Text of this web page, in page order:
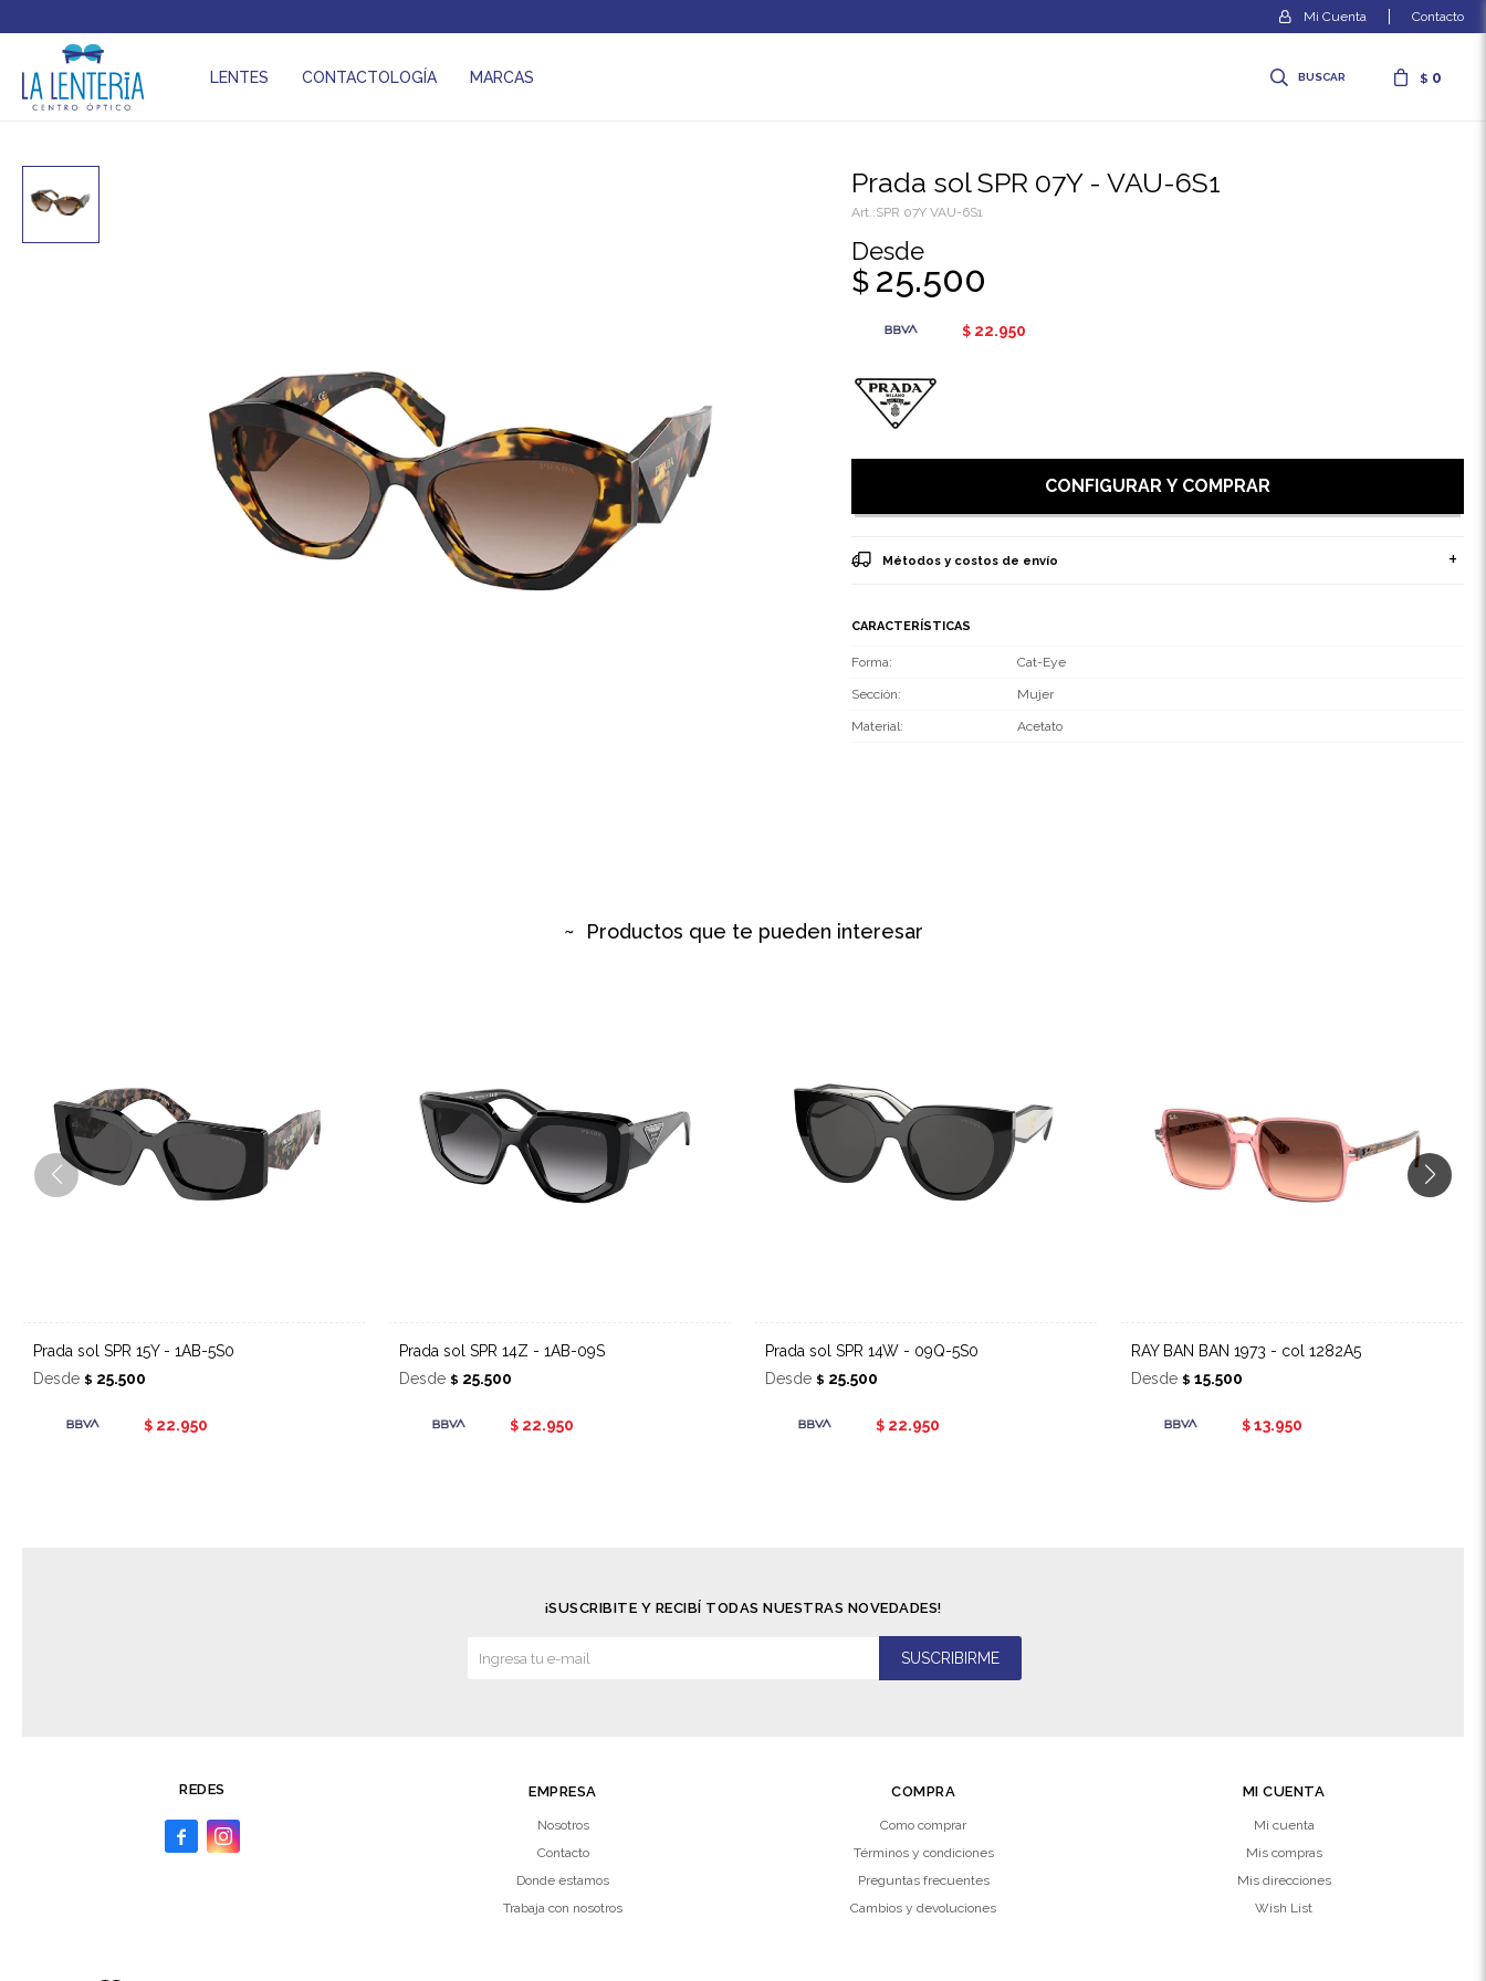
LENTES CONTACTOLOGÍA MARCAS $ 0
Contacto
Prada sol SPR 07Y - VAU-6S1
SPR 07Y VAU-6S1
Desde
$ 25.500
$ 22.950
CONFIGURAR Y COMPRAR
Métodos y costos de envío
CARACTERÍSTICAS
Forma Cat-Eye
Sección Mujer
Material Acetato
Productos que te pueden interesar
Prada sol SPR 15Y - 1AB-5S0
Desde $ 25.500
$ 22.950
Prada sol SPR 14Z - 1AB-09S
Desde $ 25.500
$ 22.950
Prada sol SPR 14W - 09Q-5S0
Desde $ 25.500
$ 22.950
RAY BAN BAN 1973 - col 1282A5
Desde $ 15.500
$ 13.950
REDES
 
EMPRESA
Nosotros
Contacto
Donde estamos
Trabaja con nosotros
COMPRA
Como comprar
Términos y condiciones
Preguntas frecuentes
Cambios y devoluciones
MI CUENTA
Mi cuenta
Mis compras
Mis direcciones
Wish List
¡SUSCRIBITE Y RECIBÍ TODAS NUESTRAS NOVEDADES!
SUSCRIBIRME